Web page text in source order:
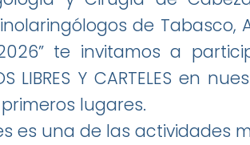
de Tabasco,
2026” te invitamos a
Y CARTELES en
lugares.
es una de las actividades